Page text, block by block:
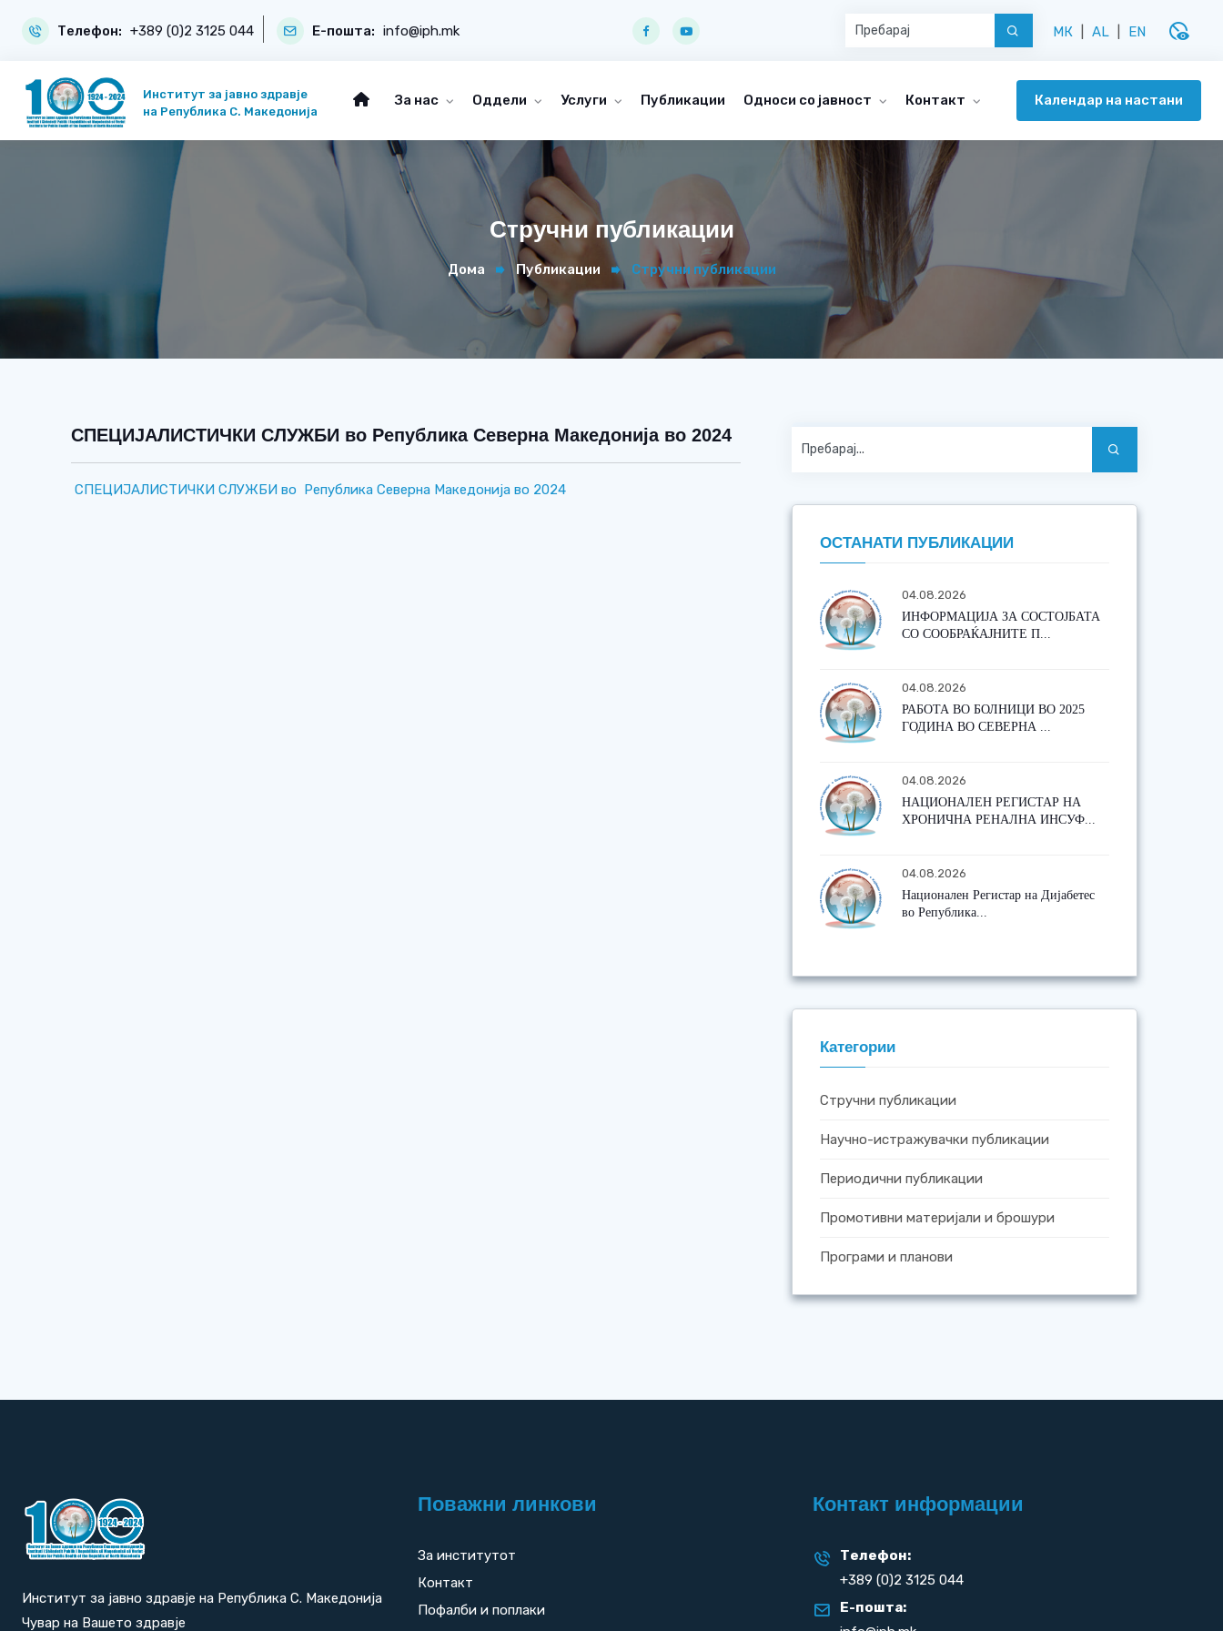
Телефон: +389 (0)2 3125 044 Е-пошта: info@iph.mk МК AL EN disabled_visible
Институт за јавно здравје
на Република С. Македонија
За нас Оддели Услуги Публикации Односи со јавност Контакт Календар на настани
Стручни публикации
Дома Публикации Стручни публикации
СПЕЦИЈАЛИСТИЧКИ СЛУЖБИ во Република Северна Македонија во 2024
СПЕЦИЈАЛИСТИЧКИ СЛУЖБИ во Република Северна Македонија во 2024
ОСТАНАТИ ПУБЛИКАЦИИ
04.08.2026
ИНФОРМАЦИЈА ЗА СОСТОЈБАТА
СО СООБРАЌАЈНИТЕ П...
04.08.2026
РАБОТА ВО БОЛНИЦИ ВО 2025
ГОДИНА ВО СЕВЕРНА ...
04.08.2026
НАЦИОНАЛЕН РЕГИСТАР НА
ХРОНИЧНА РЕНАЛНА ИНСУФ...
04.08.2026
Национален Регистар на Дијабетес
во Република...
Категории
Стручни публикации
Научно-истражувачки публикации
Периодични публикации
Промотивни материјали и брошури
Програми и планови
Институт за јавно здравје на Република С. Македонија
Чувар на Вашето здравје
Поважни линкови
За институтот
Контакт
Пофалби и поплаки
Контакт информации
Телефон:
+389 (0)2 3125 044
Е-пошта: